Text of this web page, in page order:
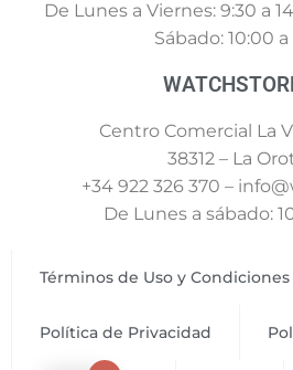
De Lunes a Viernes: 9:30 a
Sábado: 10:00 a
Centro Comercial La
38312 – La
+34 922 326 370 –
De Lunes a sábado:
Términos de Uso y Condiciones
Política de Privacidad